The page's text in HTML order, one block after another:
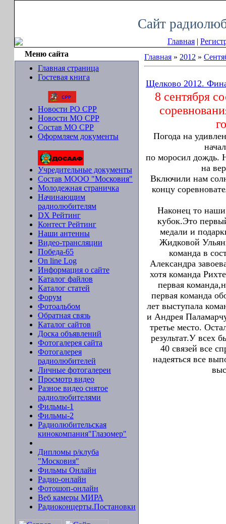
Сайт
Главная |
Меню сайта
Главная страница
Гостевая книга
Новости РО СРР
Новости МО СРР
Состав МО СРР
Оформляем документы
Учредительные документы
Состав МООО "Московия"
Молодежная страничка
Начинающим
радиолюбителям
DX Рейтинг
Контест Рейтинг
Наши антенны
Видео-трансляции
Победа-65
On line Log
Информация о сайте
Каталог файлов
Каталог статей
Форум
Фотоальбом
Обратная связь
Каталог сайтов
Доска объявлений
Фотогалерея сайта
Фотогалерея
радиолюбителей
Личные фотогалереи
Просмотр видео
Разное видео снятое
радиолюбителями
Фильмы-1
Фильмы-2
Радиолюбительская
кинокомпания"Глазомер"
Дипломы р/клуба
"Московия"
Фильмы Онлайн
Радио-онлайн
Фотошоп-онлайн
Веб камеры МИРА
Радиоконцерты.Постановки
Главная » 2012 »
Щелково 2012.
8 сентября
Погода на
по моросил дождь.
на
Включили нам
концу
Наконец то наши
кубок.Это
медали и
Жидковой
команда в
Александра
хотя команда
первая
первая команда
лет выступала
и Андрея
третье место.
результат.У всех
40 связей все
надеяться все